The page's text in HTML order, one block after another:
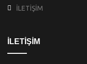
İLETİŞİM
İLETİŞİM